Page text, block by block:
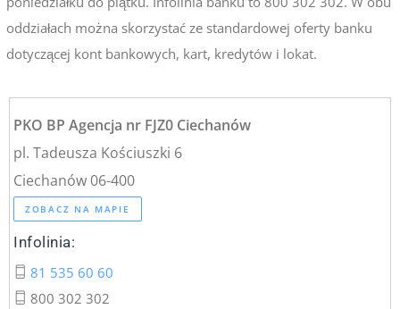
oddziałach można skorzystać ze standardowej oferty banku
dotyczącej kont bankowych, kart, kredytów i lokat.
PKO BP Agencja nr FJZ0 Ciechanów
pl. Tadeusza Kościuszki 6
Ciechanów 06-400
ZOBACZ NA MAPIE
Infolinia:
81 535 60 60
800 302 302